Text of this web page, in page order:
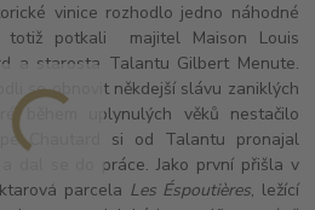
vinice rozhodlo jedno náhodné
potkali majitel Maison Louis
a starosta Talantu Gilbert Menute.
se obnovit někdejší slávu zaniklých
během uplynulých věků nestačilo
Chautard si od Talantu pronajal
dal se do práce. Jako první přišla v
parcela Les Éspoutières, ležící